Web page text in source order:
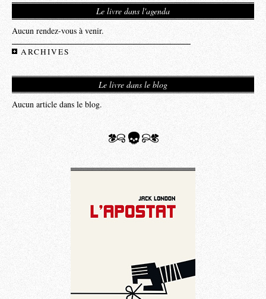
Le livre dans l'agenda
Aucun rendez-vous à venir.
ARCHIVES
Le livre dans le blog
Aucun article dans le blog.